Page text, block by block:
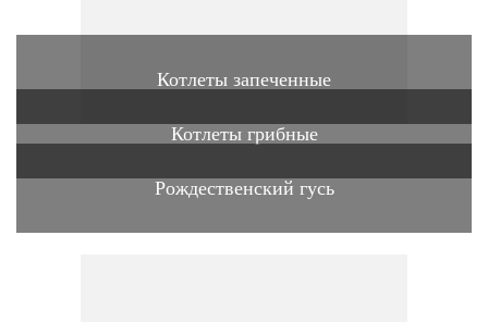
Котлеты запеченные
Котлеты грибные
Рождественский гусь